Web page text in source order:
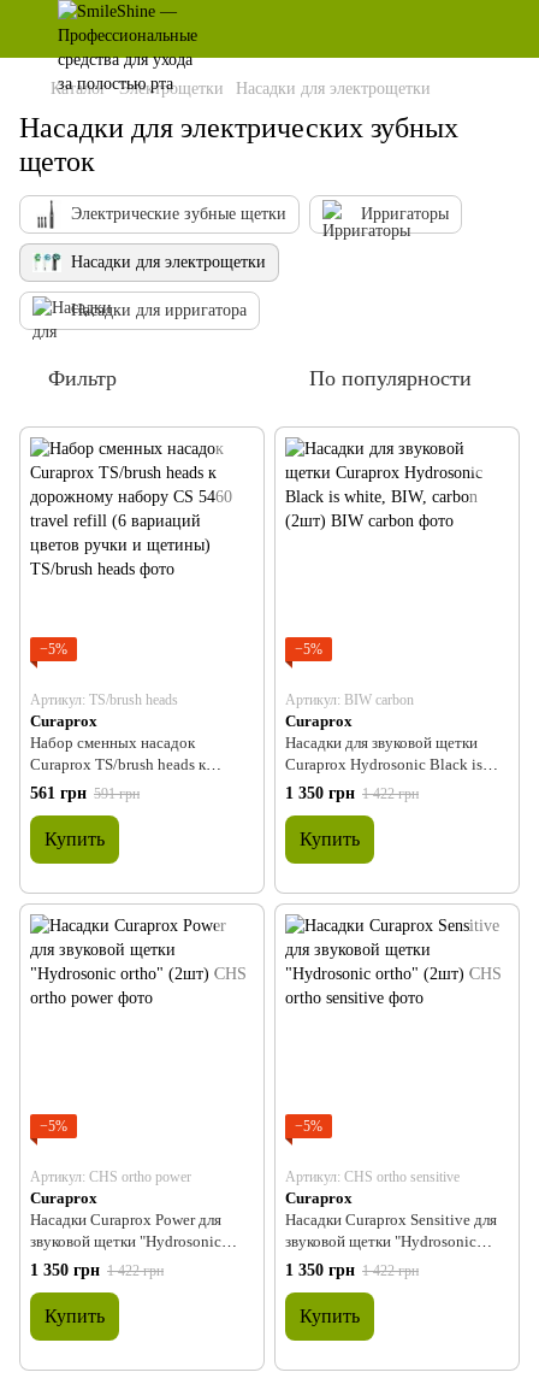
Каталог Электрощетки Насадки для электрощетки
Насадки для электрических зубных
щеток
Электрические зубные щетки Ирригаторы
Насадки для электрощетки
Насадки для ирригатора
Фильтр По популярности
−5%
Артикул: TS/brush heads
Curaprox
Набор сменных насадок
Curaprox TS/brush heads к
дорожному набору CS 5460
travel refill (6 вариаций цветов
ручки и щетины)
561 грн 591 грн
Купить
−5%
Артикул: BIW carbon
Curaprox
Насадки для звуковой щетки
Curaprox Hydrosonic Black is
white, BIW, carbon (2шт)
1 350 грн 1 422 грн
Купить
−5%
Артикул: CHS ortho power
Curaprox
Насадки Curaprox Power для
звуковой щетки "Hydrosonic
ortho" (2шт)
1 350 грн 1 422 грн
Купить
−5%
Артикул: CHS ortho sensitive
Curaprox
Насадки Curaprox Sensitive для
звуковой щетки "Hydrosonic
ortho" (2шт)
1 350 грн 1 422 грн
Купить